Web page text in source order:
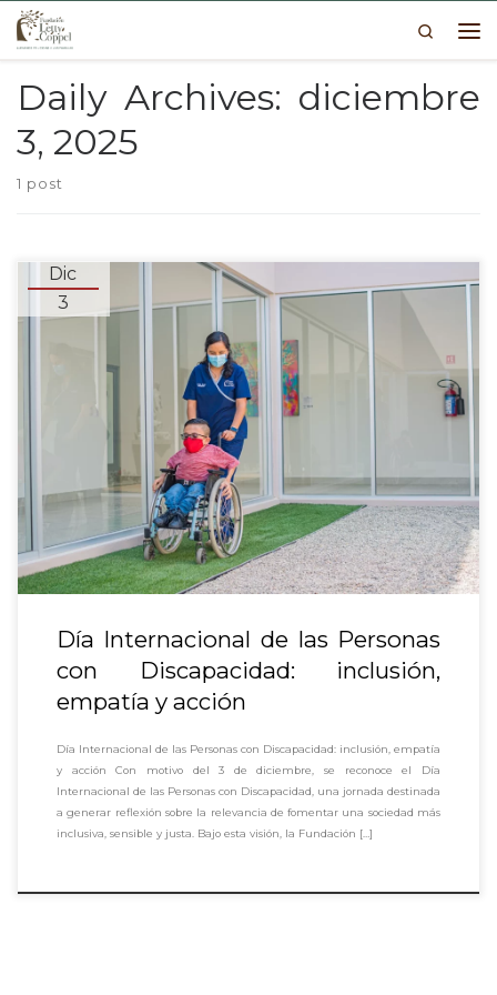
Skip to content
Search
Daily Archives: diciembre
3, 2025
1 post
Dic
3
Día Internacional de las Personas
con Discapacidad: inclusión,
empatía y acción
Día Internacional de las Personas con Discapacidad: inclusión, empatía
y acción Con motivo del 3 de diciembre, se reconoce el Día
Internacional de las Personas con Discapacidad, una jornada destinada
a generar reflexión sobre la relevancia de fomentar una sociedad más
inclusiva, sensible y justa. Bajo esta visión, la Fundación […]